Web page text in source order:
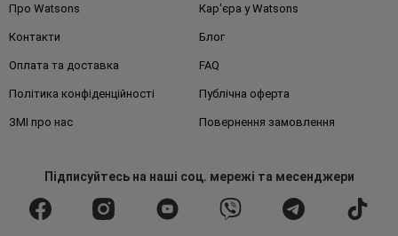
Про Watsons Кар'єра у Watsons
Контакти Блог
Оплата та доставка FAQ
Політика конфіденційності Публічна оферта
ЗМІ про нас Повернення замовлення
Підписуйтесьна наші соц. мережі та месенджери